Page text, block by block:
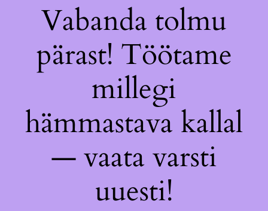
Vabanda tolmu
pärast! Töötame
millegi
hämmastava kallal
— vaata varsti
uuesti!